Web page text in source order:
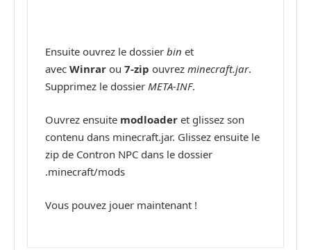
Ensuite ouvrez le dossier bin et
avec Winrar ou 7-zip ouvrez minecraft.jar.
Supprimez le dossier META-INF.
Ouvrez ensuite modloader et glissez son
contenu dans minecraft.jar. Glissez ensuite le
zip de Contron NPC dans le dossier
.minecraft/mods
Vous pouvez jouer maintenant !